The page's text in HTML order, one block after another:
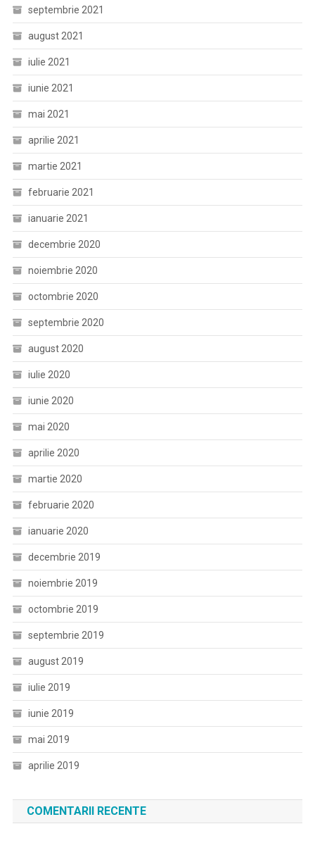
septembrie 2021
august 2021
iulie 2021
iunie 2021
mai 2021
aprilie 2021
martie 2021
februarie 2021
ianuarie 2021
decembrie 2020
noiembrie 2020
octombrie 2020
septembrie 2020
august 2020
iulie 2020
iunie 2020
mai 2020
aprilie 2020
martie 2020
februarie 2020
ianuarie 2020
decembrie 2019
noiembrie 2019
octombrie 2019
septembrie 2019
august 2019
iulie 2019
iunie 2019
mai 2019
aprilie 2019
COMENTARII RECENTE